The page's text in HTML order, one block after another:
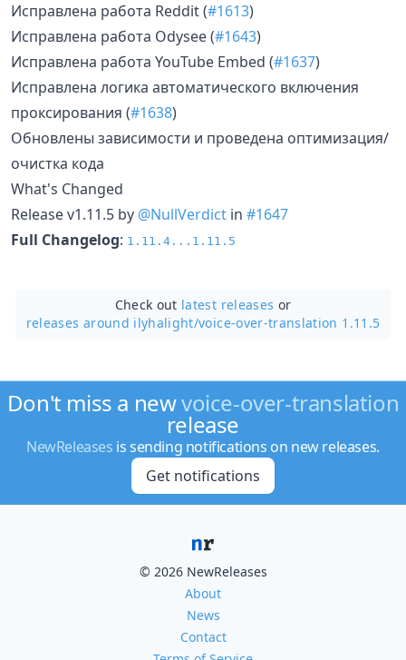
Исправлена работа Reddit (#1613)
Исправлена работа Odysee (#1643)
Исправлена работа YouTube Embed (#1637)
Исправлена логика автоматического включения
проксирования (#1638)
Обновлены зависимости и проведена оптимизация/
очистка кода
What's Changed
Release v1.11.5 by @NullVerdict in #1647
Full Changelog: 1.11.4...1.11.5
Check out latest releases or
releases around ilyhalight/voice-over-translation 1.11.5
Don't miss a newvoice-over-translation
release
NewReleases is sending notifications on new releases.
Get notifications
© 2026 NewReleases
About
News
Contact